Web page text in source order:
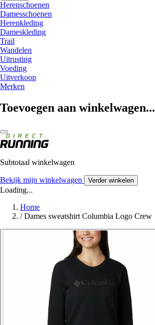
Herenschoenen
Damesschoenen
Herenkleding
Dameskleding
Trail
Wandelen
Uitrusting
Voeding
Uitverkoop
Merken
Toevoegen aan winkelwagen...
Subtotaal winkelwagen
Bekijk mijn winkelwagen Verder winkelen
Loading...
Home
/ Dames sweatshirt Columbia Logo Crew